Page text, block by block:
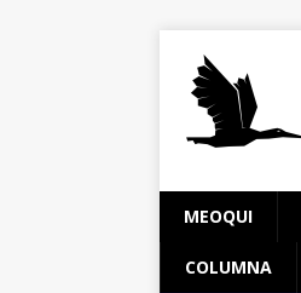
MEOQUI
COLUMNA